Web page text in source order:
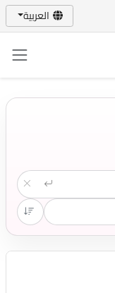
العربية